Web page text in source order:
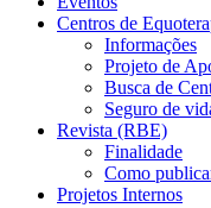
Centros de
Informações
Projeto de
Busca de
Seguro de
Revista (RBE)
Finalidade
Como
Projetos Internos